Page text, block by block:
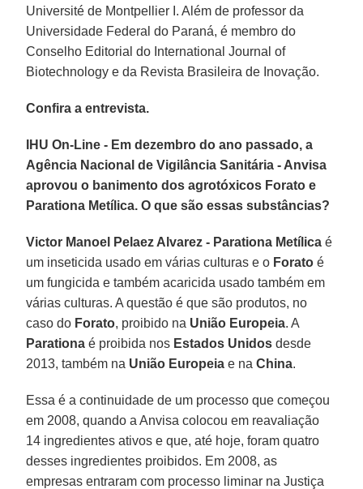
Université de Montpellier I. Além de professor da
Universidade Federal do Paraná, é membro do
Conselho Editorial do International Journal of
Biotechnology e da Revista Brasileira de Inovação.
Confira a entrevista.
IHU On-Line - Em dezembro do ano passado, a
Agência Nacional de Vigilância Sanitária - Anvisa
aprovou o banimento dos agrotóxicos Forato e
Parationa Metílica. O que são essas substâncias?
Victor Manoel Pelaez Alvarez - Parationa Metílica é
um inseticida usado em várias culturas e o Forato é
um fungicida e também acaricida usado também em
várias culturas. A questão é que são produtos, no
caso do Forato, proibido na União Europeia. A
Parationa é proibida nos Estados Unidos desde
2013, também na União Europeia e naChina.
Essa é a continuidade de um processo que começou
em 2008, quando a Anvisa colocou em reavaliação
14 ingredientes ativos e que, até hoje, foram quatro
desses ingredientes proibidos. Em 2008, as
empresas entraram com processo liminar na Justiça